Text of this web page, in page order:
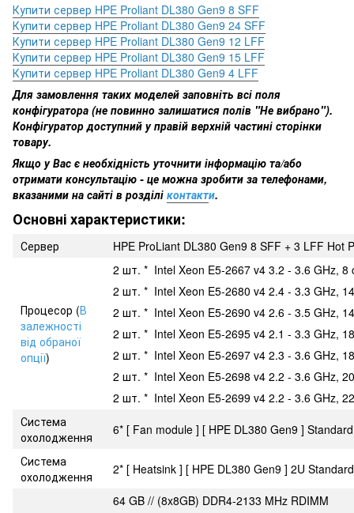
Купити сервер HPE Proliant DL380 Gen9 8 SFF
Купити сервер HPE Proliant DL380 Gen9 24 SFF
Купити сервер HPE Proliant DL380 Gen9 12 LFF
Купити сервер HPE Proliant DL380 Gen9 15 LFF
Купити сервер HPE Proliant DL380 Gen9 4 LFF
Для замовлення таких моделей заповніть всі поля
конфігуратора (не повинно залишатися полів "Не вибрано").
Конфігуратор доступний у правій верхній частині сторінки
товару.
Якщо у Вас є необхідність уточнити інформацію та/або
отримати консультацію - це можна зробити за телефонами,
вказаними на сайті в розділі контакти.
Основні характеристики:
Сервер HPE ProLiant DL380 Gen9 8 SFF + 3 LFF Hot
Процесор (В
залежності
від обраної
опції)
2 шт. * Intel Xeon E5-2667 v4 3.2 - 3.6 GHz, 8
2 шт. * Intel Xeon E5-2680 v4 2.4 - 3.3 GHz,
2 шт. * Intel Xeon E5-2690 v4 2.6 - 3.5 GHz,
2 шт. * Intel Xeon E5-2695 v4 2.1 - 3.3 GHz,
2 шт. * Intel Xeon E5-2697 v4 2.3 - 3.6 GHz,
2 шт. * Intel Xeon E5-2698 v4 2.2 - 3.6 GHz,
2 шт. * Intel Xeon E5-2699 v4 2.2 - 3.6 GHz,
Система
охолодження
6* [ Fan module ] [ HPE DL380 Gen9 ]
Система
охолодження
2* [ Heatsink ] [ HPE DL380 Gen9 ] 2U
64 GB // (8x8GB) DDR4-2133 MHz RDIMM